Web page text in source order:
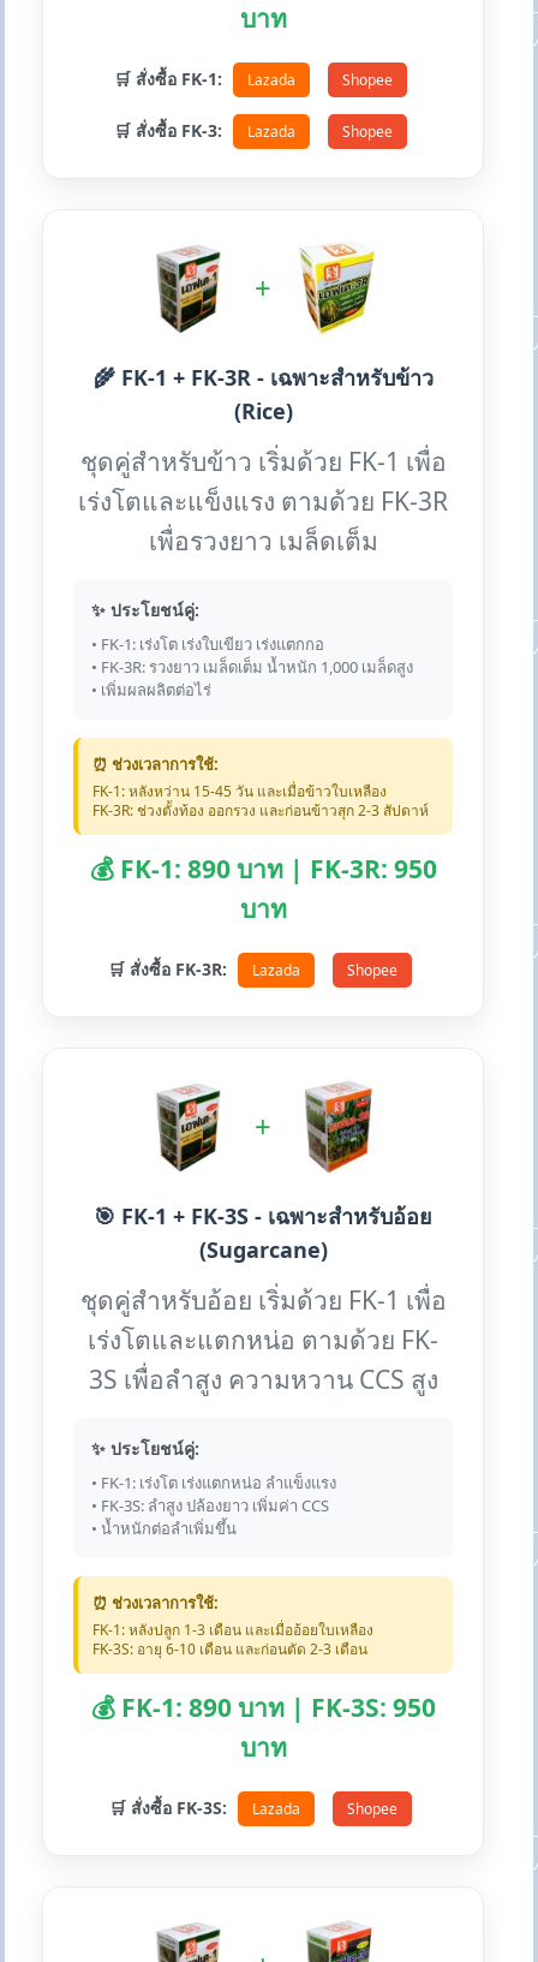
บาท
🛒 สั่งซื้อ FK-1: Lazada Shopee
🛒 สั่งซื้อ FK-3: Lazada Shopee
+
🌾 FK-1 + FK-3R - เฉพาะสำหรับข้าว
(Rice)
ชุดคู่สำหรับข้าว เริ่มด้วย FK-1 เพื่อ
เร่งโตและแข็งแรง ตามด้วย FK-3R
เพื่อรวงยาว เมล็ดเต็ม
✨ ประโยชน์คู่:
• FK-1: เร่งโต เร่งใบเขียว เร่งแตกกอ
• FK-3R: รวงยาว เมล็ดเต็ม น้ำหนัก 1,000 เมล็ดสูง
• เพิ่มผลผลิตต่อไร่
⏰ ช่วงเวลาการใช้:
FK-1: หลังหว่าน 15-45 วัน และเมื่อข้าวใบเหลือง
FK-3R: ช่วงตั้งท้อง ออกรวง และก่อนข้าวสุก 2-3 สัปดาห์
💰 FK-1: 890 บาท | FK-3R: 950
บาท
🛒 สั่งซื้อ FK-3R: Lazada Shopee
+
🎯 FK-1 + FK-3S - เฉพาะสำหรับอ้อย
(Sugarcane)
ชุดคู่สำหรับอ้อย เริ่มด้วย FK-1 เพื่อ
เร่งโตและแตกหน่อ ตามด้วย FK-
3S เพื่อลำสูง ความหวาน CCS สูง
✨ ประโยชน์คู่:
• FK-1: เร่งโต เร่งแตกหน่อ ลำแข็งแรง
• FK-3S: ลำสูง ปล้องยาว เพิ่มค่า CCS
• น้ำหนักต่อลำเพิ่มขึ้น
⏰ ช่วงเวลาการใช้:
FK-1: หลังปลูก 1-3 เดือน และเมื่ออ้อยใบเหลือง
FK-3S: อายุ 6-10 เดือน และก่อนตัด 2-3 เดือน
💰 FK-1: 890 บาท | FK-3S: 950
บาท
🛒 สั่งซื้อ FK-3S: Lazada Shopee